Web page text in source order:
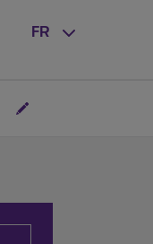
FR